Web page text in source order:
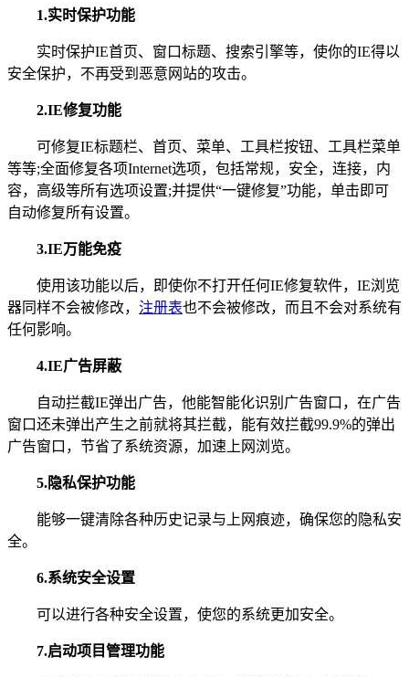
1.实时保护功能
实时保护IE首页、窗口标题、搜索引擎等，使你的IE得以
安全保护，不再受到恶意网站的攻击。
2.IE修复功能
可修复IE标题栏、首页、菜单、工具栏按钮、工具栏菜单
等等;全面修复各项Internet选项，包括常规，安全，连接，内
容，高级等所有选项设置;并提供“一键修复”功能，单击即可
自动修复所有设置。
3.IE万能免疫
使用该功能以后，即使你不打开任何IE修复软件，IE浏览
器同样不会被修改， 注册表也不会被修改，而且不会对系统有
任何影响。
4.IE广告屏蔽
自动拦截IE弹出广告，他能智能化识别广告窗口，在广告
窗口还未弹出产生之前就将其拦截，能有效拦截99.9%的弹出
广告窗口，节省了系统资源，加速上网浏览。
5.隐私保护功能
能够一键清除各种历史记录与上网痕迹，确保您的隐私安
全。
6.系统安全设置
可以进行各种安全设置，使您的系统更加安全。
7.启动项目管理功能